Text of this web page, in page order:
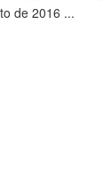
de 2016 ...